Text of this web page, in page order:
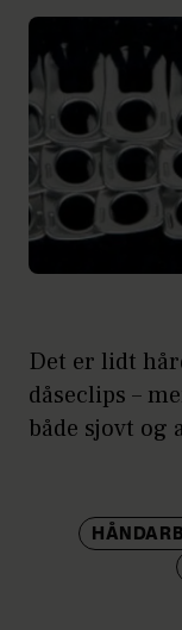
Det er lidt
dåseclips –
både sjovt og